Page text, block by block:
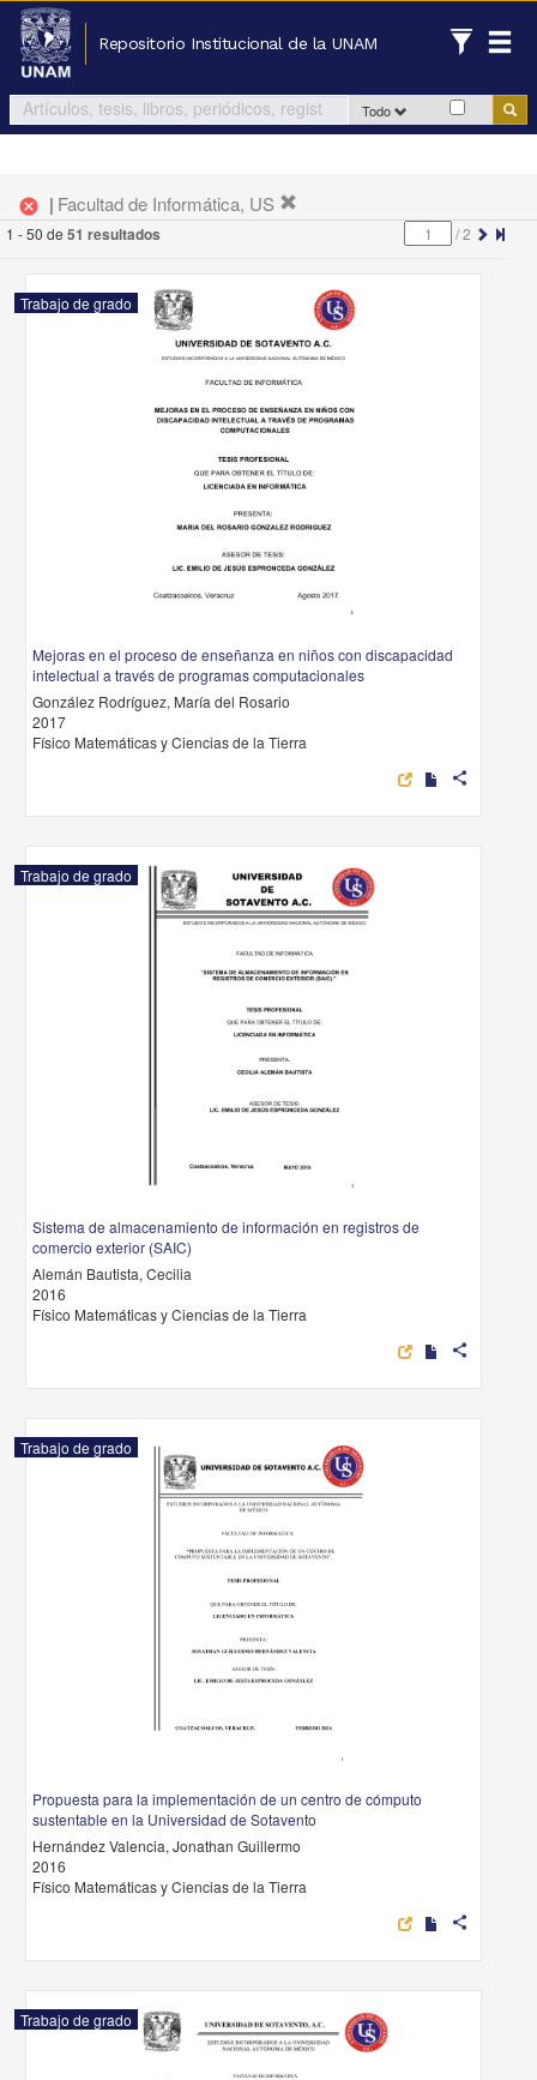
Repositorio Institucional de la UNAM
Todo
cancel | Facultad de Informática, US
1 - 50 de 51 resultados /2
Trabajo de grado
Mejoras en el proceso de enseñanza en niños con discapacidad
intelectual a través de programas computacionales
González Rodríguez, María del Rosario
2017
Físico Matemáticas y Ciencias de la Tierra
share
Trabajo de grado
Sistema de almacenamiento de información en registros de
comercio exterior (SAIC)
Alemán Bautista, Cecilia
2016
Físico Matemáticas y Ciencias de la Tierra
share
Trabajo de grado
Propuesta para la implementación de un centro de cómputo
sustentable en la Universidad de Sotavento
Hernández Valencia, Jonathan Guillermo
2016
Físico Matemáticas y Ciencias de la Tierra
share
Trabajo de grado